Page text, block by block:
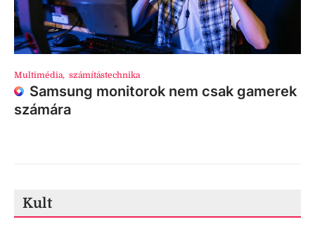
Multimédia, számítástechnika
Samsung monitorok nem csak gamerek
számára
Kult